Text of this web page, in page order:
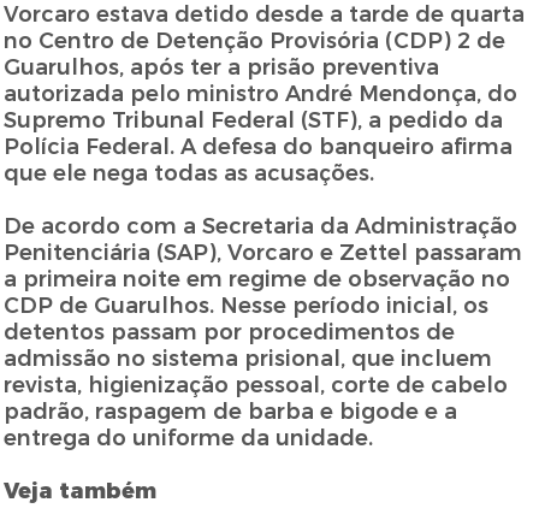
Vorcaro estava detido desde a tarde de quarta
no Centro de Detenção Provisória (CDP) 2 de
Guarulhos, após ter a prisão preventiva
autorizada pelo ministro André Mendonça, do
Supremo Tribunal Federal (STF), a pedido da
Polícia Federal. A defesa do banqueiro afirma
que ele nega todas as acusações.
De acordo com a Secretaria da Administração
Penitenciária (SAP), Vorcaro e Zettel passaram
a primeira noite em regime de observação no
CDP de Guarulhos. Nesse período inicial, os
detentos passam por procedimentos de
admissão no sistema prisional, que incluem
revista, higienização pessoal, corte de cabelo
padrão, raspagem de barba e bigode e a
entrega do uniforme da unidade.
Veja também